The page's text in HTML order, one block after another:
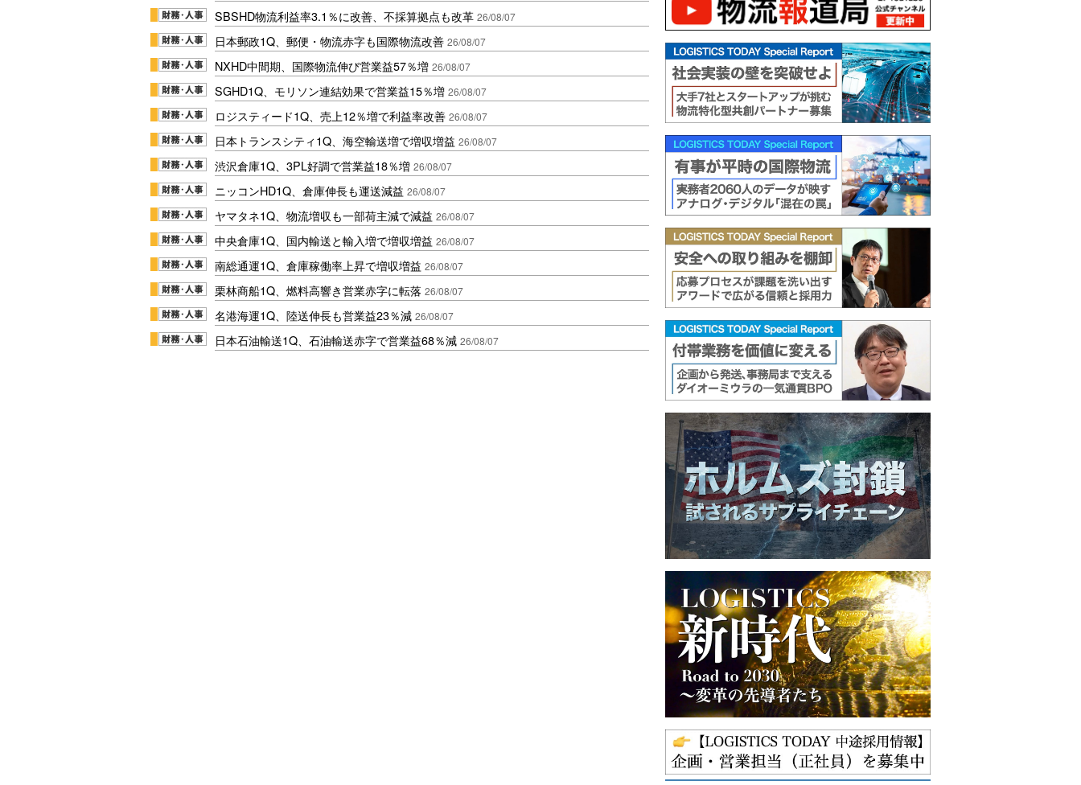
SBSHD物流利益率3.1％に改善、不採算拠点も改革 26/08/07
日本郵政1Q、郵便・物流赤字も国際物流改善 26/08/07
NXHD中間期、国際物流伸び営業益57％増 26/08/07
SGHD1Q、モリソン連結効果で営業益15％増 26/08/07
ロジスティード1Q、売上12％増で利益率改善 26/08/07
日本トランスシティ1Q、海空輸送増で増収増益 26/08/07
渋沢倉庫1Q、3PL好調で営業益18％増 26/08/07
ニッコンHD1Q、倉庫伸長も運送減益 26/08/07
ヤマタネ1Q、物流増収も一部荷主減で減益 26/08/07
中央倉庫1Q、国内輸送と輸入増で増収増益 26/08/07
南総通運1Q、倉庫稼働率上昇で増収増益 26/08/07
栗林商船1Q、燃料高響き営業赤字に転落 26/08/07
名港海運1Q、陸送伸長も営業益23％減 26/08/07
日本石油輸送1Q、石油輸送赤字で営業益68％減 26/08/07